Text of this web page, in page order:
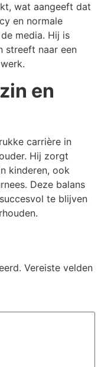
wat aangeeft dat
en normale
media. Hij is
streeft naar een
en
carrière in
Hij zorgt
kinderen, ook
Deze balans
te blijven
Vereiste velden